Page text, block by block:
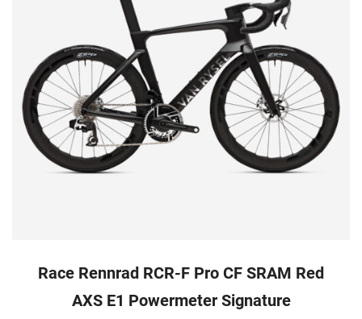
Race Rennrad RCR-F Pro CF SRAM Red
AXS E1 Powermeter Signature